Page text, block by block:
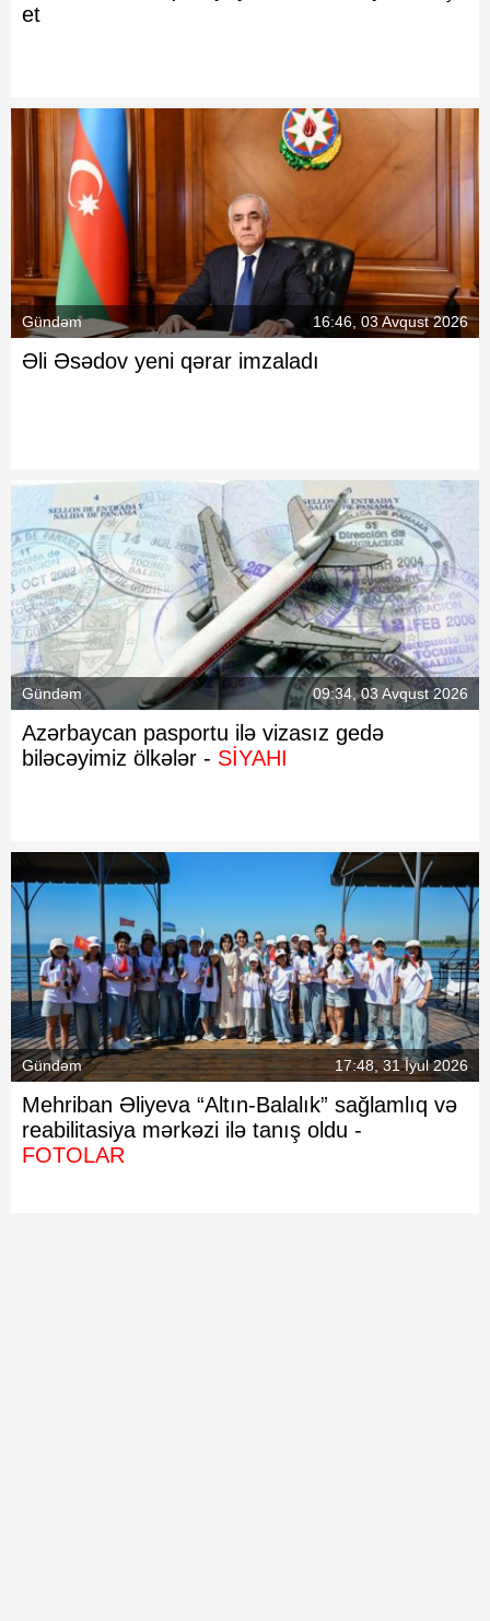
et
Gündəm 16:46, 03 Avqust 2026
Əli Əsədov yeni qərar imzaladı
Gündəm 09:34, 03 Avqust 2026
Azərbaycan pasportu ilə vizasız gedə
biləcəyimiz ölkələr - SİYAHI
Gündəm 17:48, 31 İyul 2026
Mehriban Əliyeva “Altın-Balalık” sağlamlıq və
reabilitasiya mərkəzi ilə tanış oldu -
FOTOLAR